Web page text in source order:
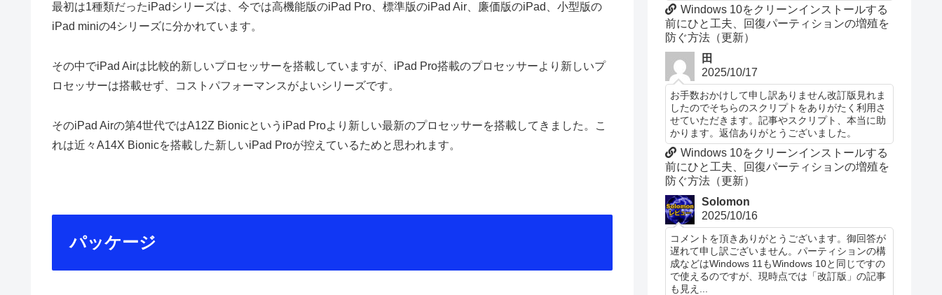
最初は1種類だったiPadシリーズは、今では高機能版のiPad Pro、標準版のiPad Air、廉価版のiPad、小型版の
iPad miniの4シリーズに分かれています。
その中でiPad Airは比較的新しいプロセッサーを搭載していますが、iPad Pro搭載のプロセッサーより新しいプ
ロセッサーは搭載せず、コストパフォーマンスがよいシリーズです。
そのiPad Airの第4世代ではA12Z BionicというiPad Proより新しい最新のプロセッサーを搭載してきました。こ
れは近々A14X Bionicを搭載した新しいiPad Proが控えているためと思われます。
パッケージ
Windows 10をクリーンインストールする
前にひと工夫、回復パーティションの増殖を
防ぐ方法（更新）
田
2025/10/17
お手数おかけして申し訳ありません改訂版見れま
したのでそちらのスクリプトをありがたく利用さ
せていただきます。記事やスクリプト、本当に助
かります。返信ありがとうございました。
Windows 10をクリーンインストールする
前にひと工夫、回復パーティションの増殖を
防ぐ方法（更新）
Solomon
2025/10/16
コメントを頂きありがとうございます。御回答が
遅れて申し訳ございません。パーティションの構
成などはWindows 11もWindows 10と同じですの
で使えるのですが、現時点では「改訂版」の記事
も見え...